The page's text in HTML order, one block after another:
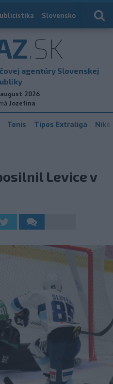
Slovensko
.SK
agentúry Slovenskej
2026
Jozefína
Tenis Tipos Extraliga
Levice v